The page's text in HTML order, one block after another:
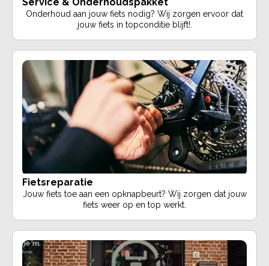
Service & Onderhoudspakket
Onderhoud aan jouw fiets nodig? Wij zorgen ervoor dat
jouw fiets in topconditie blijft!.
Fietsreparatie
Jouw fiets toe aan een opknapbeurt? Wij zorgen dat jouw
fiets weer op en top werkt.